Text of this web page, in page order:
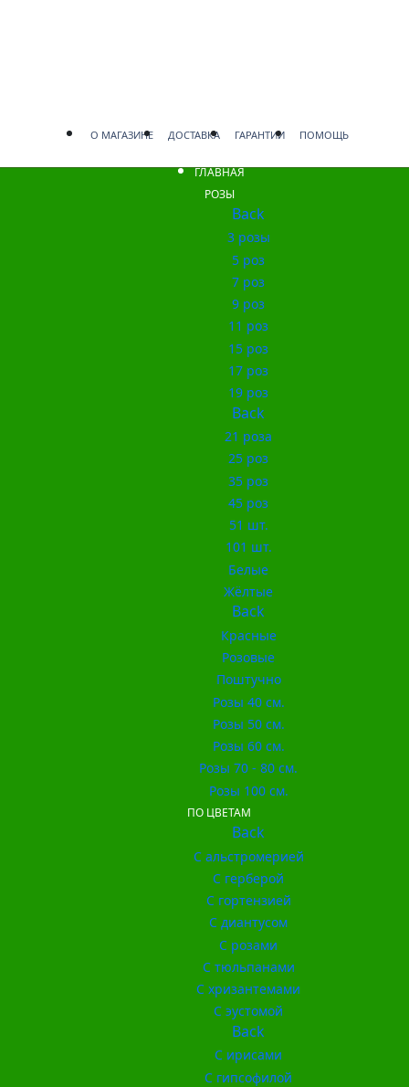
О МАГАЗИНЕ ДОСТАВКА ГАРАНТИИ ПОМОЩЬ
ГЛАВНАЯ
РОЗЫ
Back
3 розы
5 роз
7 роз
9 роз
11 роз
15 роз
17 роз
19 роз
Back
21 роза
25 роз
35 роз
45 роз
51 шт.
101 шт.
Белые
Жёлтые
Back
Красные
Розовые
Поштучно
Розы 40 см.
Розы 50 см.
Розы 60 см.
Розы 70 - 80 см.
Розы 100 см.
ПО ЦВЕТАМ
Back
С альстромерией
С герберой
С гортензией
С диантусом
С розами
С тюльпанами
С хризантемами
С эустомой
Back
С ирисами
С гипсофилой